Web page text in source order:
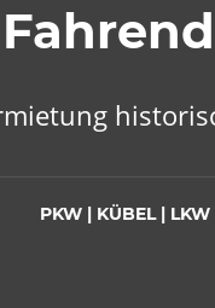
PKW | KÜBEL | LKW